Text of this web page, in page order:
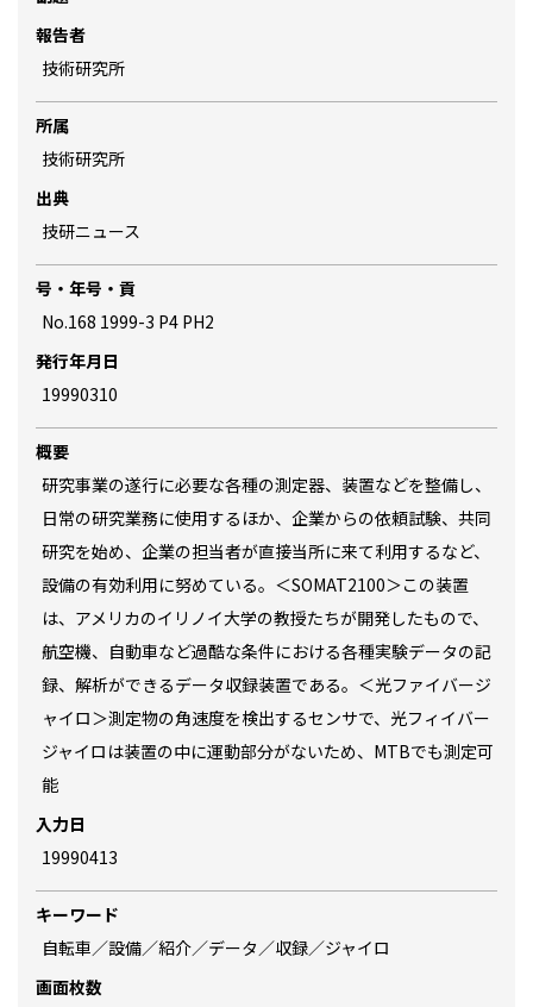
報告者
技術研究所
所属
技術研究所
出典
技研ニュース
号・年号・貢
No.168 1999-3 P4 PH2
発行年月日
19990310
概要
研究事業の遂行に必要な各種の測定器、装置などを整備し、
日常の研究業務に使用するほか、企業からの依頼試験、共同
研究を始め、企業の担当者が直接当所に来て利用するなど、
設備の有効利用に努めている。＜SOMAT2100＞この装置
は、アメリカのイリノイ大学の教授たちが開発したもので、
航空機、自動車など過酷な条件における各種実験データの記
録、解析ができるデータ収録装置である。＜光ファイバージ
ャイロ＞測定物の角速度を検出するセンサで、光フィイバー
ジャイロは装置の中に運動部分がないため、MTBでも測定可
能
入力日
19990413
キーワード
自転車／設備／紹介／データ／収録／ジャイロ
画面枚数